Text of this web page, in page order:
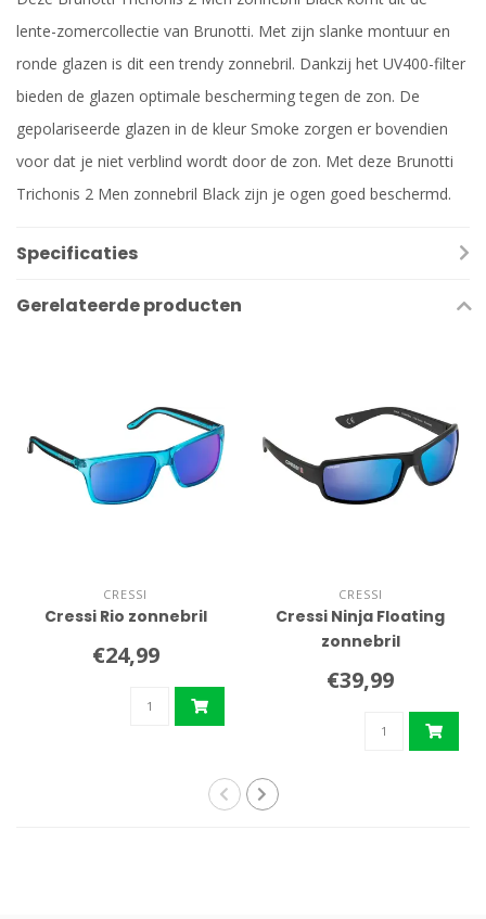
lente-zomercollectie van Brunotti. Met zijn slanke montuur en
ronde glazen is dit een trendy zonnebril. Dankzij het UV400-filter
bieden de glazen optimale bescherming tegen de zon. De
gepolariseerde glazen in de kleur Smoke zorgen er bovendien
voor dat je niet verblind wordt door de zon. Met deze Brunotti
Trichonis 2 Men zonnebril Black zijn je ogen goed beschermd.
Specificaties
Gerelateerde producten
CRESSI
Cressi Rio zonnebril
€24,99
CRESSI
Cressi Ninja Floating
zonnebril
€39,99